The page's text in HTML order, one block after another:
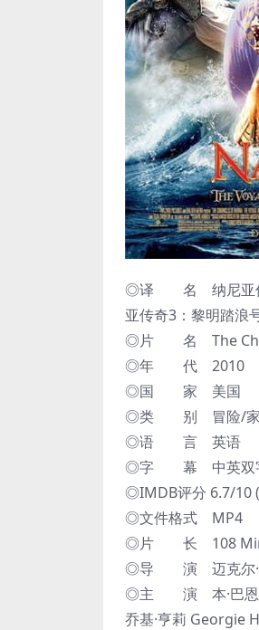
◎译 名 纳尼亚传奇
亚传奇3：黎明踏浪
◎片 名 The
◎年 代 2010
◎国 家 美国
◎类 别 冒险/家
◎语 言 英语
◎字 幕 中英双
◎IMDB评分 6.7/10
◎文件格式 MP4
◎片 长 108
◎导 演 迈克尔·
◎主 演 本·巴恩
乔基·亨莉 Georgie